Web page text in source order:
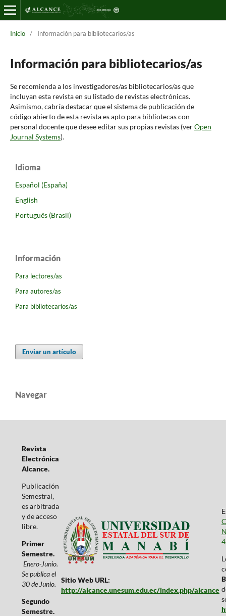
Inicio / Información para bibliotecarios/as
Información para bibliotecarios/as
Se recomienda a los investigadores/as bibliotecarios/as que
incluyan esta revista en su listado de revistas electrónicas.
Asimismo, cabría destacar que el sistema de publicación de
código abierto de esta revista es apto para bibliotecas con
personal docente que desee editar sus propias revistas (verOpen
Journal Systems).
Idioma
Español (España)
English
Português (Brasil)
Información
Para lectores/as
Para autores/as
Para bibliotecarios/as
Enviar un artículo
Navegar
Revista
Electrónica
Alcance.
Publicación
Semestral,
es arbitrada
y de acceso
libre.
Primer
Semestre.
Enero-Junio.
Se publica el
30 de Junio.
Segundo
Semestre.
Sitio Web URL:
http://alcance.unesum.edu.ec/index.php/alcance